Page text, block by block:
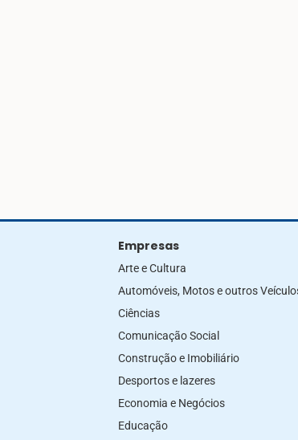
Empresas
Arte e Cultura
Automóveis, Motos e outros
Ciências
Comunicação Social
Construção e Imobiliário
Desportos e lazeres
Economia e Negócios
Educação